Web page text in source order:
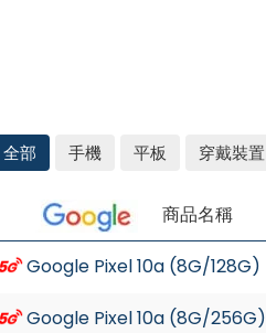
全部 手機 平板 穿戴裝置
Google
商品名稱
Google Pixel 10a (8G/128G)
Google Pixel 10a (8G/256G)